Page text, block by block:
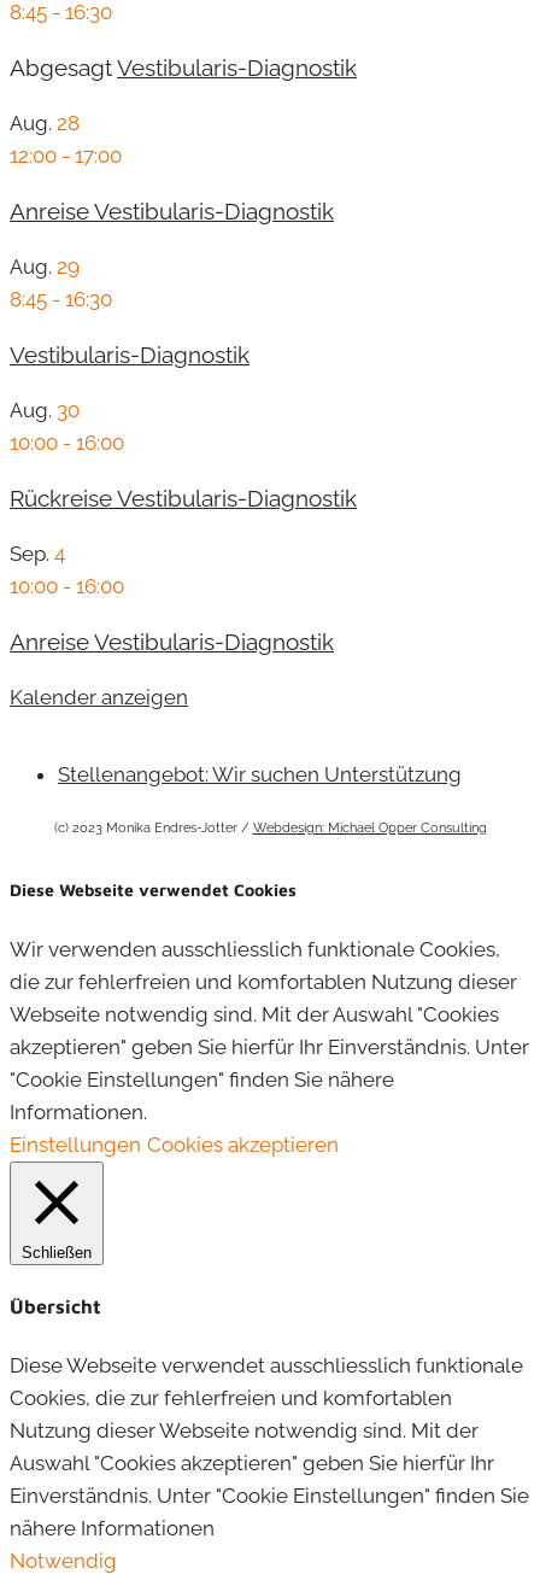
8:45 - 16:30
AbgesagtVestibularis-Diagnostik
Aug. 28
12:00 - 17:00
Anreise Vestibularis-Diagnostik
Aug. 29
8:45 - 16:30
Vestibularis-Diagnostik
Aug. 30
10:00 - 16:00
Rückreise Vestibularis-Diagnostik
Sep. 4
10:00 - 16:00
Anreise Vestibularis-Diagnostik
Kalender anzeigen
Stellenangebot: Wir suchen Unterstützung
(c) 2023 Monika Endres-Jotter / Webdesign: Michael Opper Consulting
Diese Webseite verwendet Cookies
Wir verwenden ausschliesslich funktionale Cookies,
die zur fehlerfreien und komfortablen Nutzung dieser
Webseite notwendig sind. Mit der Auswahl "Cookies
akzeptieren" geben Sie hierfür Ihr Einverständnis. Unter
"Cookie Einstellungen" finden Sie nähere
Informationen.
Einstellungen Cookies akzeptieren
Schließen
Übersicht
Diese Webseite verwendet ausschliesslich funktionale
Cookies, die zur fehlerfreien und komfortablen
Nutzung dieser Webseite notwendig sind. Mit der
Auswahl "Cookies akzeptieren" geben Sie hierfür Ihr
Einverständnis. Unter "Cookie Einstellungen" finden Sie
nähere Informationen
Notwendig